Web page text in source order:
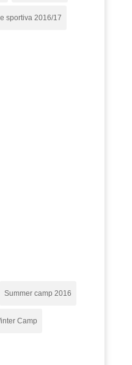
sportiva 2016/17
Summer camp 2016
Camp